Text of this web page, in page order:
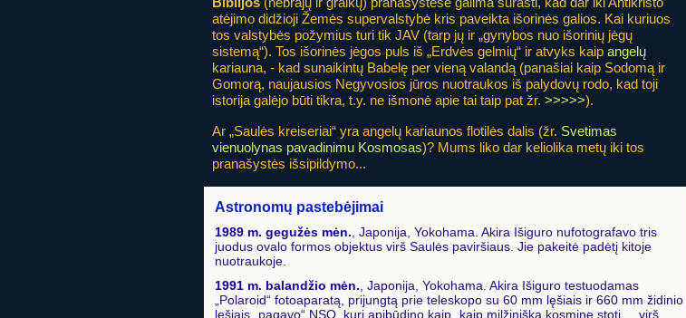
atėjimo didžioji Žemės supervalstybė kris paveikta išorinės galios. Kai kuriuos
tos valstybės požymius turi tik JAV (tarp jų ir „gynybos nuo išorinių jėgų
sistemą“). Tos išorinės jėgos puls iš „Erdvės gelmių“ ir atvyks kaip angelų
kariauna, - kad sunaikintų Babelę per vieną valandą (panašiai kaip Sodomą ir
Gomorą, naujausios Negyvosios jūros nuotraukos iš palydovų rodo, kad toji
istorija galėjo būti tikra, t.y. ne išmonė apie tai taip pat žr. >>>>>).
Ar „Saulės kreiseriai“ yra angelų kariaunos flotilės dalis (žr. Svetimas
vienuolynas pavadinimu Kosmosas)? Mums liko dar keliolika metų iki tos
pranašystės išsipildymo...
Astronomų pastebėjimai
1989 m. gegužės mėn., Japonija, Yokohama. Akira Išiguro nufotografavo tris
juodus ovalo formos objektus virš Saulės paviršiaus. Jie pakeitė padėtį kitoje
nuotraukoje.
1991 m. balandžio mėn. , Japonija, Yokohama. Akira Išiguro testuodamas
„Polaroid“ fotoaparatą, prijungtą prie teleskopo su 60 mm lęšiais ir 660 mm židinio
lęšiais „pagavo“ NSO, kurį apibūdino kaip „kaip milžinišką kosminę stotį ... virš